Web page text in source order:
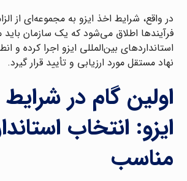
در واقع، شرایط اخذ ایزو به مجموعه‌ای از
فرآیندها اطلاق می‌شود که یک سازمان باید
استانداردهای بین‌المللی ایزو اجرا کرده و
نهاد مستقل مورد ارزیابی و تأیید قرار گیرد.
اولین گام در
ایزو: انتخاب
مناسب